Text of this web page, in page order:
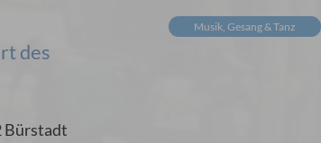
des
Bürstadt
Musik, Gesang & Tanz